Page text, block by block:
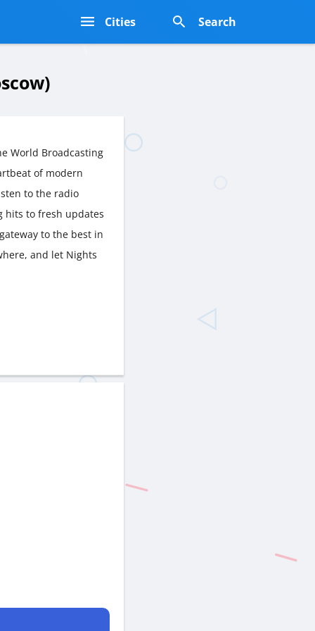
Cities Search
World Broadcasting
of modern
to the radio
hits to fresh updates
to the best in
and let Nights